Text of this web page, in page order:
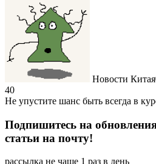
Новости Китая
40
Не упустите шанс быть всегда в
Подпишитесь на
статьи на почту!
рассылка не чаще 1 раз в день